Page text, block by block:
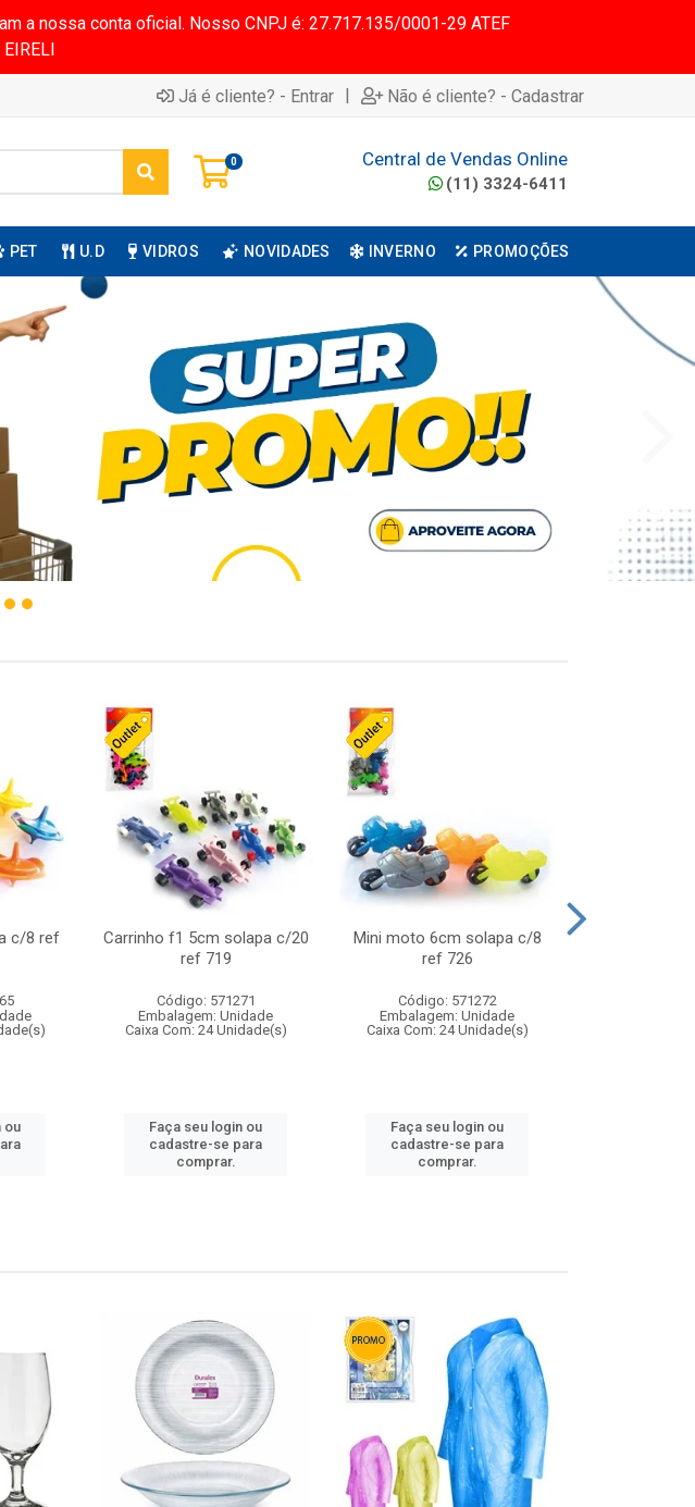
a nossa conta oficial. Nosso CNPJ é: 27.717.135/0001-29 ATEF
Já é cliente? - Entrar | Não é cliente? - Cadastrar
0 Central de Vendas Online
(11) 3324-6411
PET U.D VIDROS NOVIDADES INVERNO PROMOÇÕES
c/8 ref
ou
Carrinho f1 5cm solapa c/20
ref 719
Código: 571271
Embalagem: Unidade
Caixa Com: 24 Unidade(s)
Faça seu login ou
cadastre-se para
comprar.
Mini moto 6cm solapa c/8
ref 726
Código: 571272
Embalagem: Unidade
Caixa Com: 24 Unidade(s)
Faça seu login ou
cadastre-se para
comprar.